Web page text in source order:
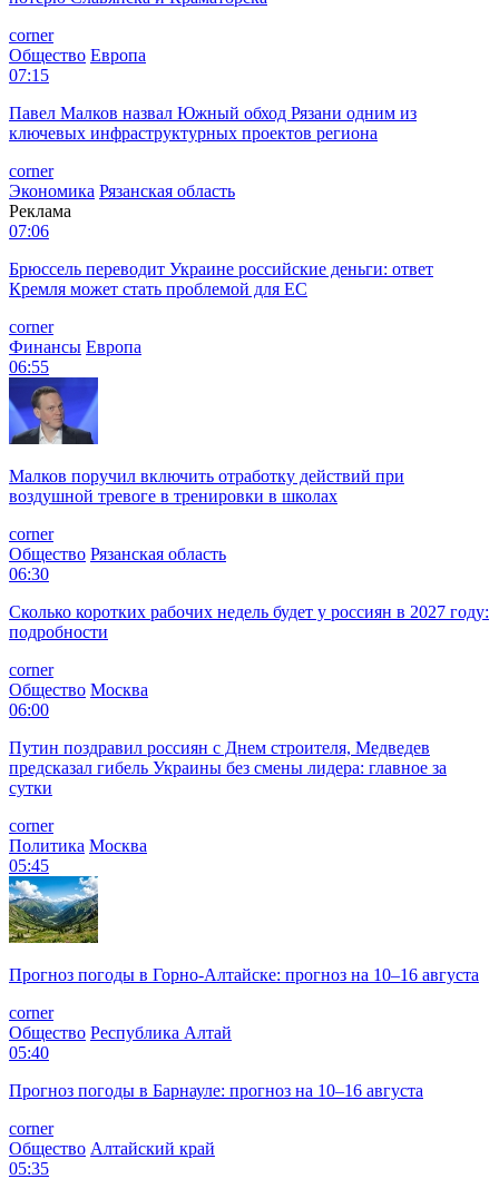
corner
Общество Европа
07:15
Павел Малков назвал Южный обход Рязани одним из
ключевых инфраструктурных проектов региона
corner
Экономика Рязанская область
Реклама
07:06
Брюссель переводит Украине российские деньги: ответ
Кремля может стать проблемой для EC
corner
Финансы Европа
06:55
Малков поручил включить отработку действий при
воздушной тревоге в тренировки в школах
corner
Общество Рязанская область
06:30
Сколько коротких рабочих недель будет у россиян в 2027 году:
подробности
corner
Общество Москва
06:00
Путин поздравил россиян с Днем строителя, Медведев
предсказал гибель Украины без смены лидера: главное за
сутки
corner
Политика Москва
05:45
Прогноз погоды в Горно-Алтайске: прогноз на 10–16 августа
corner
Общество Республика Алтай
05:40
Прогноз погоды в Барнауле: прогноз на 10–16 августа
corner
Общество Алтайский край
05:35